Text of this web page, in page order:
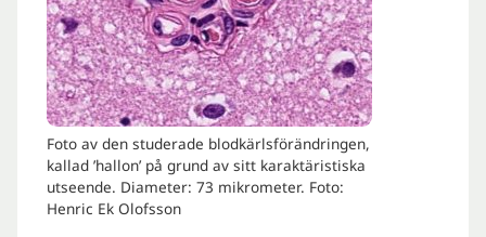
Foto av den studerade blodkärlsförändringen,
kallad ’hallon’ på grund av sitt karaktäristiska
utseende. Diameter: 73 mikrometer. Foto:
Henric Ek Olofsson